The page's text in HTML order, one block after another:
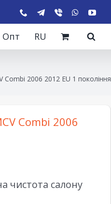
Опт RU
Combi 2006 2012 EU 1 покоління
Combi 2006
чистота салону